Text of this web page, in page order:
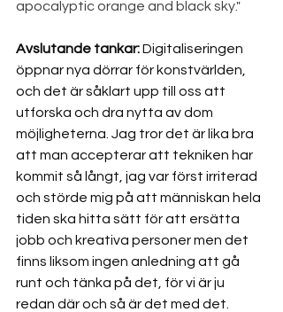
apocalyptic orange and black sky."
Avslutande tankar: Digitaliseringen
öppnar nya dörrar för konstvärlden,
och det är såklart upp till oss att
utforska och dra nytta av dom
möjligheterna. Jag tror det är lika bra
att man accepterar att tekniken har
kommit så långt, jag var först irriterad
och störde mig på att människan hela
tiden ska hitta sätt för att ersätta
jobb och kreativa personer men det
finns liksom ingen anledning att gå
runt och tänka på det, för vi är ju
redan där och så är det med det.